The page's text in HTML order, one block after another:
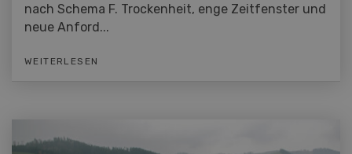
nach Schema F. Trockenheit, enge Zeitfenster und
neue Anford...
WEITERLESEN